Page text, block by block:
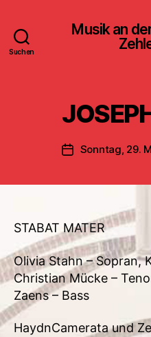
Suchen
Musik an
Sonntag, 29.
STABAT MATER
Olivia Stahn – Sopran,
Christian Mücke –
Zaens – Bass
HaydnCamerata und